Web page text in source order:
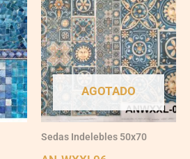
AGOTADO
Sedas Indelebles 50x70